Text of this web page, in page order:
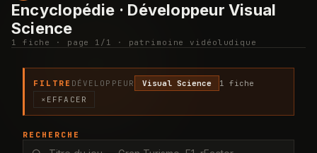
Encyclopédie · Développeur Visual
Science
1 fiche · page 1 / 1 · patrimoine vidéoludique
FILTRE DÉVELOPPEUR Visual Science 1 fiche
× EFFACER
RECHERCHE